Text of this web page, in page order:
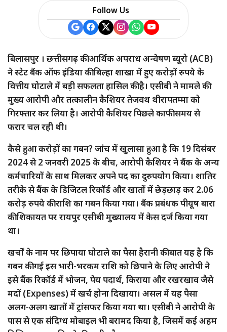
Follow Us
बिलासपुर । छत्तीसगढ़ की आर्थिक अपराध अन्वेषण ब्यूरो (ACB)
ने स्टेट बैंक ऑफ इंडिया की बिल्हा शाखा में हुए करोड़ों रुपये के
वित्तीय घोटाले में बड़ी सफलता हासिल की है। एसीबी ने मामले की
मुख्य आरोपी और तत्कालीन कैशियर तेजवथ थीरापतम्मा को
गिरफ्तार कर लिया है। आरोपी कैशियर पिछले काफी समय से
फरार चल रही थी।
कैसे हुआ करोड़ों का गबन? जांच में खुलासा हुआ है कि 19 दिसंबर
2024 से 2 जनवरी 2025 के बीच, आरोपी कैशियर ने बैंक के अन्य
कर्मचारियों के साथ मिलकर अपने पद का दुरुपयोग किया। शातिर
तरीके से बैंक के डिजिटल रिकॉर्ड और खातों में छेड़छाड़ कर 2.06
करोड़ रुपये की राशि का गबन किया गया। बैंक प्रबंधक पीयूष बारा
की शिकायत पर रायपुर एसीबी मुख्यालय में केस दर्ज किया गया
था।
खर्चों के नाम पर छिपाया घोटाले का पैसा हैरानी की बात यह है कि
गबन की गई इस भारी-भरकम राशि को छिपाने के लिए आरोपी ने
इसे बैंक रिकॉर्ड में भोजन, पेय पदार्थ, किराया और रखरखाव जैसे
मदों (Expenses) में खर्च होना दिखाया। असल में यह पैसा
अलग-अलग खातों में ट्रांसफर किया गया था। एसीबी ने आरोपी के
पास से एक संदिग्ध मोबाइल भी बरामद किया है, जिसमें कई अहम